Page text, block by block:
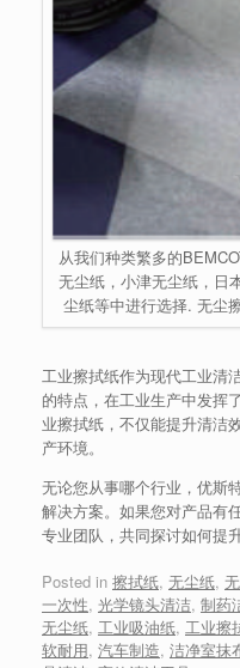
从我们种类繁多的
无尘纸，小津无尘纸，日
尘纸等中进行选择. 无尘
工业擦拭纸作为现代工业清
的特点，在工业生产中发挥
业擦拭纸，不仅能提升清洁
产环境。
无论您从事哪个行业，优斯
解决方案。如果您对产品有
专业团队，共同探讨如何提
Posted in 擦拭纸, 无尘纸,
一次性, 光学镜头清洁, 制药
无尘纸, 工业吸油纸, 工业擦
软耐用, 汽车制造, 洁净室抹